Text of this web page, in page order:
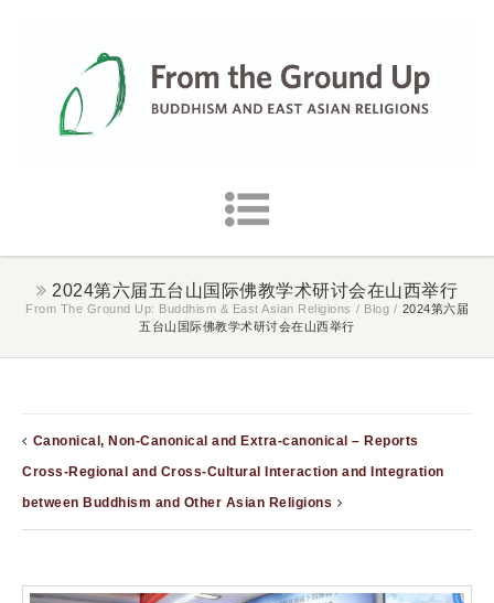
2024第六届五台山国际佛教学术研讨会在山西举行
From The Ground Up: Buddhism & East Asian Religions / Blog / 2024第六届
五台山国际佛教学术研讨会在山西举行
Canonical, Non-Canonical and Extra-canonical – Reports
Cross-Regional and Cross-Cultural Interaction and Integration
between Buddhism and Other Asian Religions